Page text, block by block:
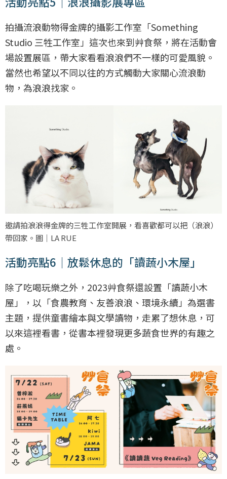
拍攝流浪動物得金牌的攝影工作室「Something
Studio 三牲工作室」這次也來到艸食祭，將在活動會
場設置展區，帶大家看看浪浪們不一樣的可愛風貌。
當然也希望以不同以往的方式觸動大家關心流浪動
物，為浪浪找家。
邀請拍浪浪得金牌的三牲工作室開展，看喜歡都可以把（浪浪）
帶回家。圖｜LA RUE
活動亮點6｜放鬆休息的「讀蔬小木屋」
除了吃喝玩樂之外，2023艸食祭還設置「讀蔬小木
屋」，以「食農教育、友善浪浪、環境永續」為選書
主題，提供童書繪本與文學讀物，走累了想休息，可
以來這裡看書，從書本裡發現更多蔬食世界的有趣之
處。